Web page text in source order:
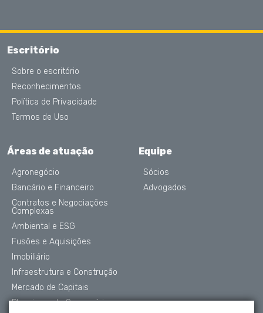
Escritório
Sobre o escritório
Reconhecimentos
Política de Privacidade
Termos de Uso
Áreas de atuação
Agronegócio
Bancário e Financeiro
Contratos e Negociações
Complexas
Ambiental e ESG
Fusões e Aquisições
Imobiliário
Infraestrutura e Construção
Mercado de Capitais
Planejamento Sucessório
Equipe
Sócios
Advogados